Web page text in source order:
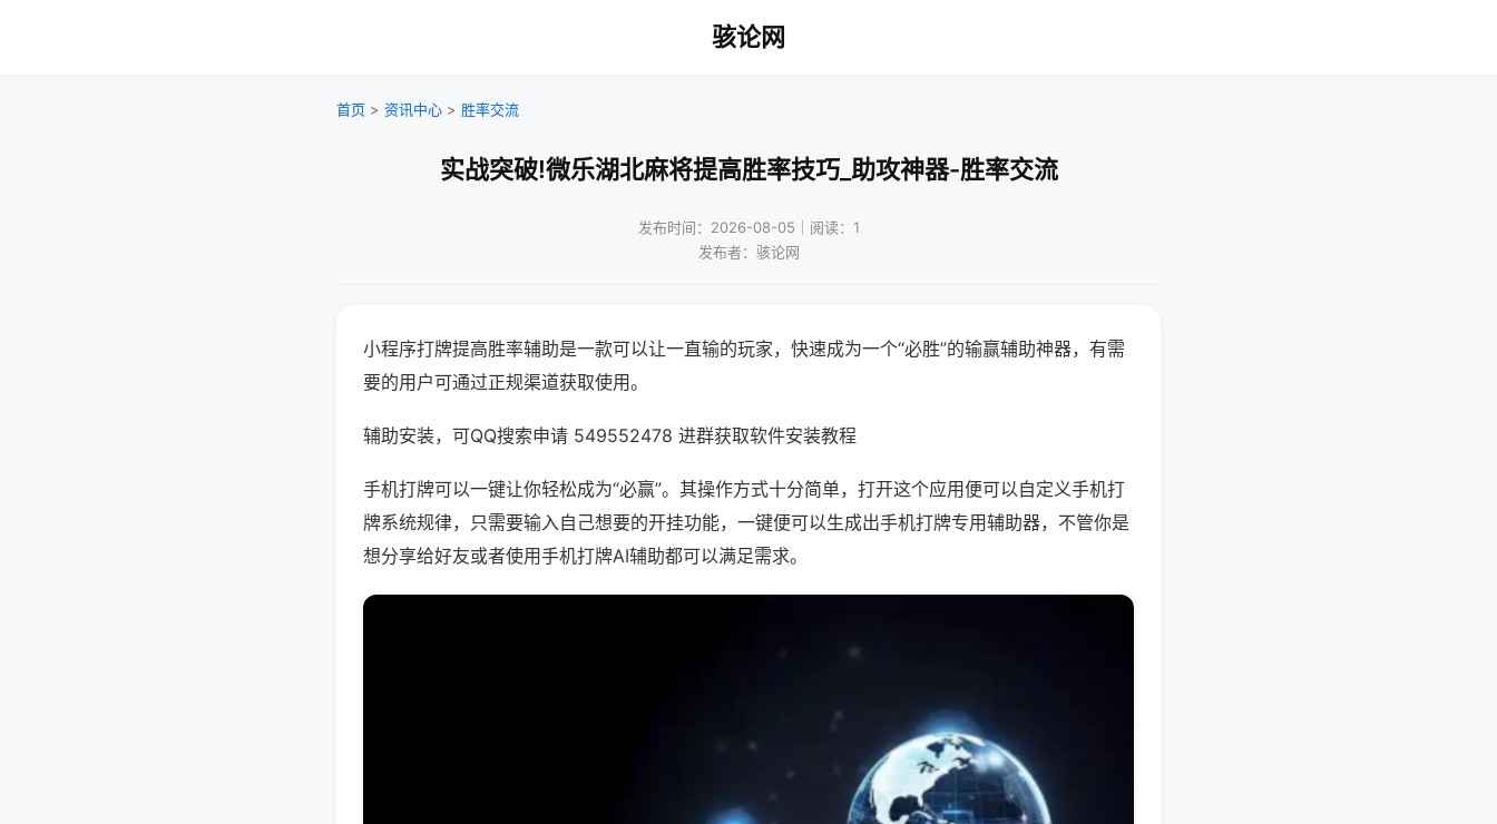
骇论网
首页 > 资讯中心 > 胜率交流
实战突破!微乐湖北麻将提高胜率技巧_助攻神器-胜率交流
发布时间：2026-08-05｜阅读：1
发布者：骇论网
小程序打牌提高胜率辅助是一款可以让一直输的玩家，快速成为一个“必胜”的输赢辅助神器，有需
要的用户可通过正规渠道获取使用。
辅助安装，可QQ搜索申请 549552478 进群获取软件安装教程
手机打牌可以一键让你轻松成为“必赢”。其操作方式十分简单，打开这个应用便可以自定义手机打
牌系统规律，只需要输入自己想要的开挂功能，一键便可以生成出手机打牌专用辅助器，不管你是
想分享给好友或者使用手机打牌AI辅助都可以满足需求。